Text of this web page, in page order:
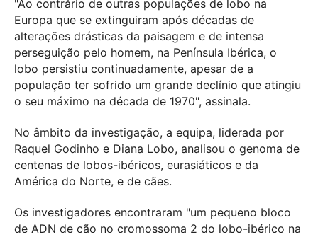
"Ao contrário de outras populações de lobo na
Europa que se extinguiram após décadas de
alterações drásticas da paisagem e de intensa
perseguição pelo homem, na Península Ibérica, o
lobo persistiu continuadamente, apesar de a
população ter sofrido um grande declínio que atingiu
o seu máximo na década de 1970", assinala.
No âmbito da investigação, a equipa, liderada por
Raquel Godinho e Diana Lobo, analisou o genoma de
centenas de lobos-ibéricos, eurasiáticos e da
América do Norte, e de cães.
Os investigadores encontraram "um pequeno bloco
de ADN de cão no cromossoma 2 do lobo-ibérico na